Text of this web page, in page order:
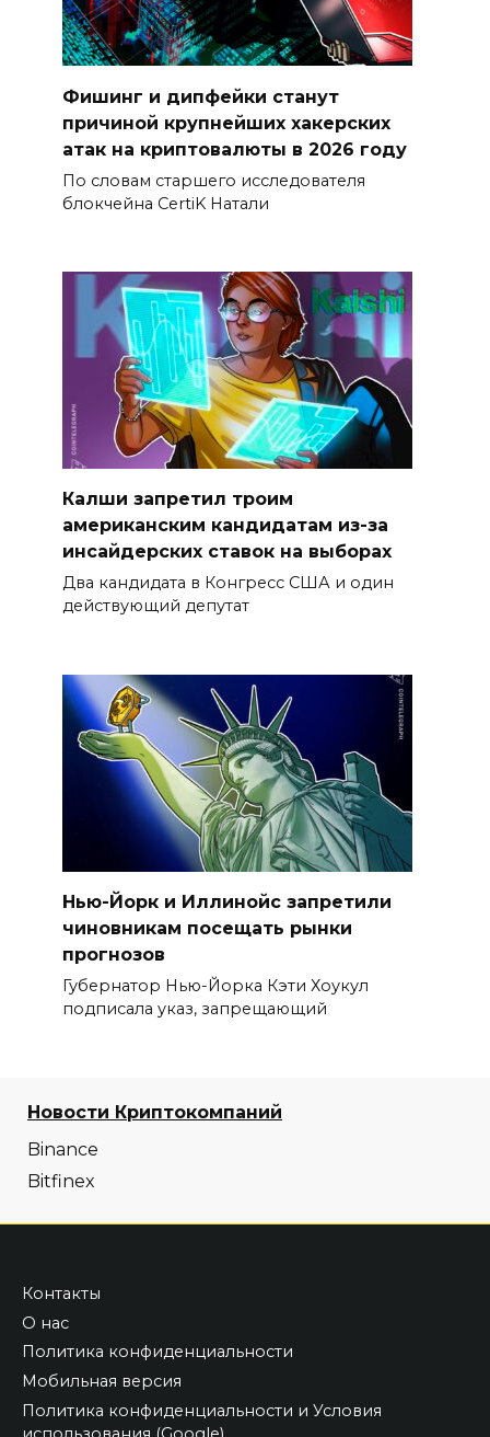
Фишинг и дипфейки станут
причиной крупнейших хакерских
атак на криптовалюты в 2026 году
По словам старшего исследователя
блокчейна CertiK Натали
Калши запретил троим
американским кандидатам из-за
инсайдерских ставок на выборах
Два кандидата в Конгресс США и один
действующий депутат
Нью-Йорк и Иллинойс запретили
чиновникам посещать рынки
прогнозов
Губернатор Нью-Йорка Кэти Хоукул
подписала указ, запрещающий
Новости Криптокомпаний
Binance
Bitfinex
Контакты
О нас
Политика конфиденциальности
Мобильная версия
Политика конфиденциальности и Условия